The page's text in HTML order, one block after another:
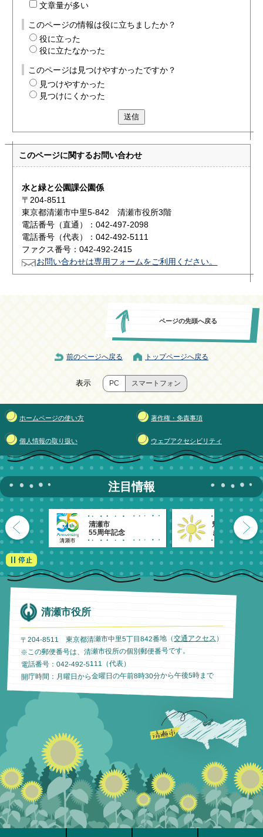
文章量が多い
このページの情報は役に立ちましたか？
役に立った
役に立たなかった
このページは見つけやすかったですか？
見つけやすかった
見つけにくかった
送信
このページに関するお問い合わせ
水と緑と公園課公園係
〒204-8511
東京都清瀬市中里5-842 清瀬市役所3階
電話番号（直通）：042-497-2098
電話番号（代表）：042-492-5111
ファクス番号：042-492-2415
お問い合わせは専用フォームをご利用ください。
ページの先頭へ戻る
前のページへ戻る トップページへ戻る
表示 PC スマートフォン
ホームページの使い方 著作権・免責事項
個人情報の取り扱い ウェブアクセシビリティ
注目情報
清瀬市
55周年記念
魅力発信！
きよせのーと。
清瀬市役所
〒204-8511 東京都清瀬市中里5丁目842番地（交通アクセス ）
※この郵便番号は、清瀬市役所の個別郵便番号です。
電話番号：042-492-5111（代表）
開庁時間：月曜日から金曜日の午前8時30分から午後5時まで